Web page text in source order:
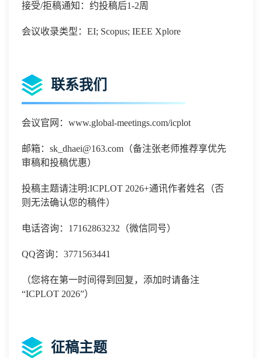
接受/拒稿通知：约投稿后1-2周
会议收录类型：EI; Scopus; IEEE Xplore
联系我们
会议官网： www.global-meetings.com/icplot
邮箱： sk_dhaei@163.com （备注张老师推荐享优先
审稿和投稿优惠）
投稿主题请注明:ICPLOT 2026+通讯作者姓名（否
则无法确认您的稿件）
电话咨询： 17162863232 （微信同号）
QQ咨询：3771563441
（您将在第一时间得到回复，添加时请备注
“ICPLOT 2026”）
征稿主题